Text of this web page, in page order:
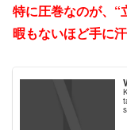
特に圧巻なのが、“
暇もないほど手に